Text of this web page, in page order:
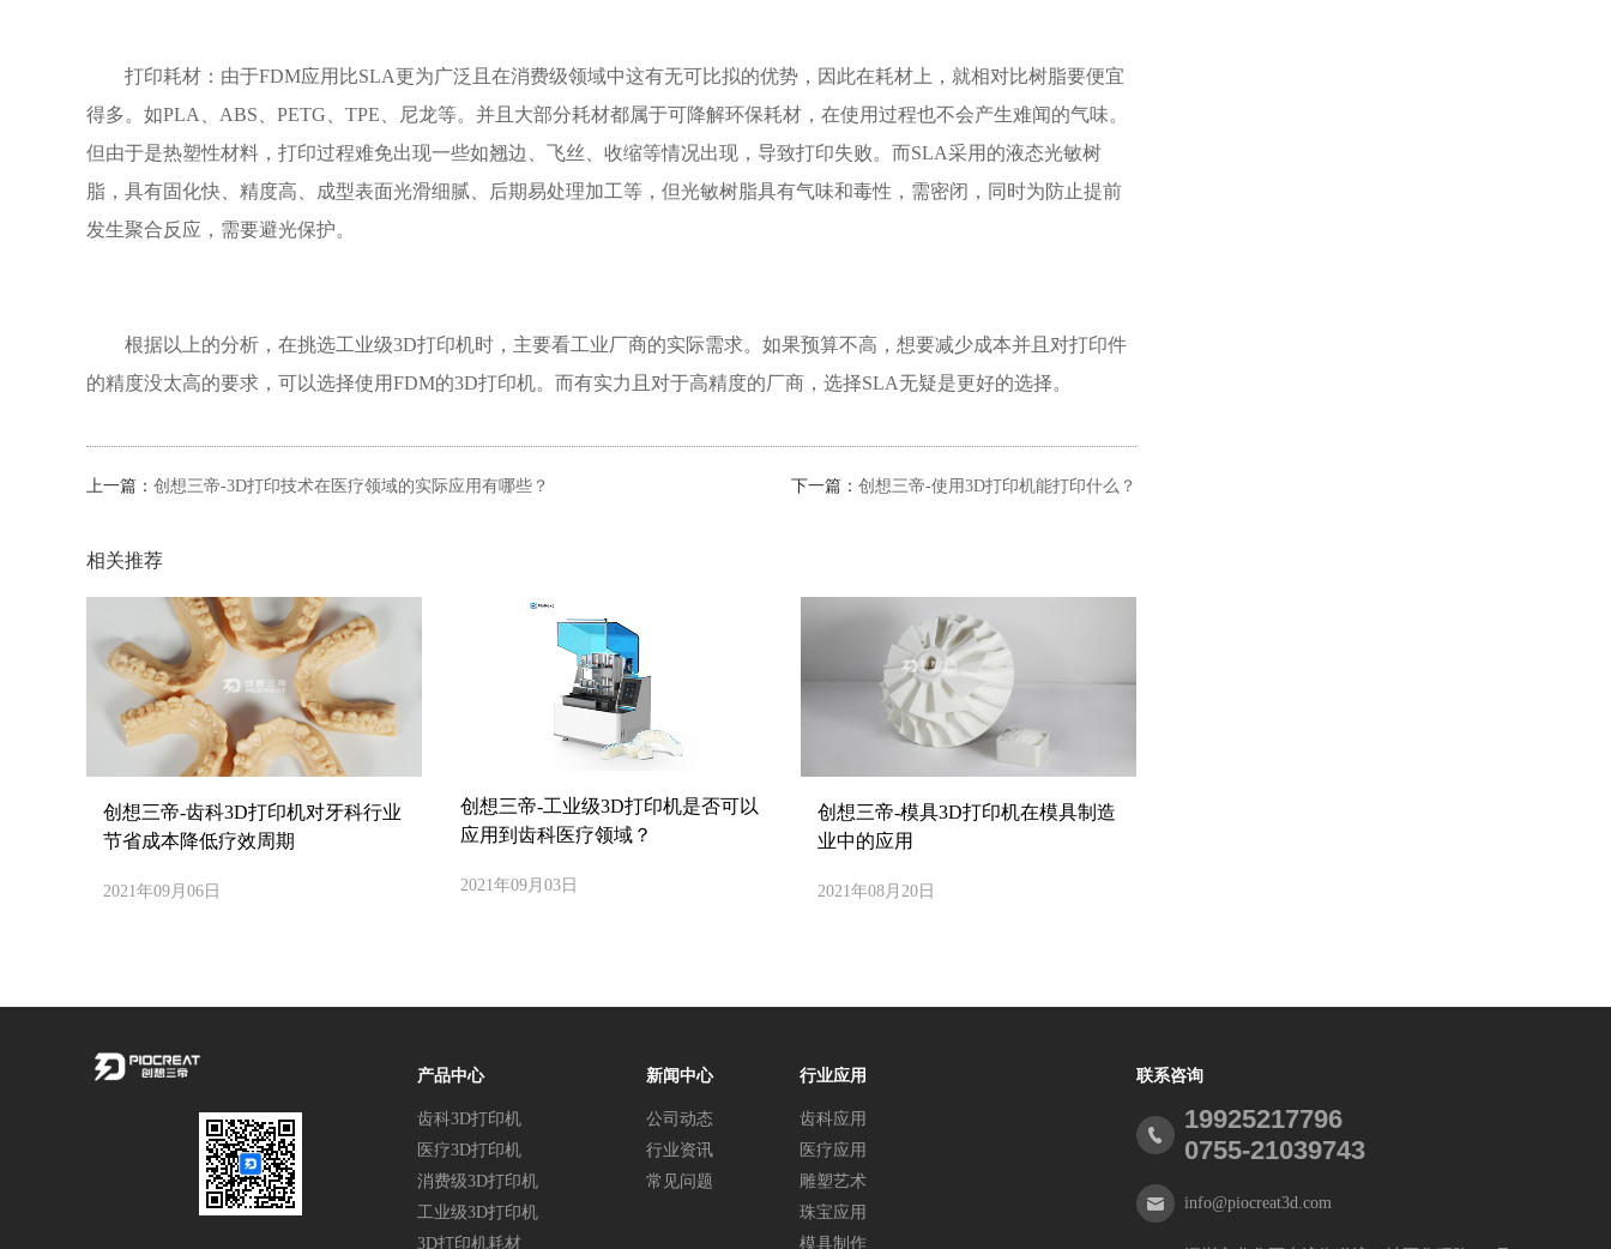
打印耗材：由于FDM应用比SLA更为广泛且在消费级领域中这有无可比拟的优势，因此在耗材上，就相对比树脂要便宜
得多。如PLA、ABS、PETG、TPE、尼龙等。并且大部分耗材都属于可降解环保耗材，在使用过程也不会产生难闻的气味。
但由于是热塑性材料，打印过程难免出现一些如翘边、飞丝、收缩等情况出现，导致打印失败。而SLA采用的液态光敏树
脂，具有固化快、精度高、成型表面光滑细腻、后期易处理加工等，但光敏树脂具有气味和毒性，需密闭，同时为防止提前
发生聚合反应，需要避光保护。
根据以上的分析，在挑选工业级3D打印机时，主要看工业厂商的实际需求。如果预算不高，想要减少成本并且对打印件
的精度没太高的要求，可以选择使用FDM的3D打印机。而有实力且对于高精度的厂商，选择SLA无疑是更好的选择。
上一篇： 创想三帝-3D打印技术在医疗领域的实际应用有哪些？ 下一篇： 创想三帝-使用3D打印机能打印什么？
相关推荐
创想三帝-齿科3D打印机对牙科行业
节省成本降低疗效周期
2021年09月06日
创想三帝-工业级3D打印机是否可以
应用到齿科医疗领域？
2021年09月03日
创想三帝-模具3D打印机在模具制造
业中的应用
2021年08月20日
产品中心
齿科3D打印机
医疗3D打印机
消费级3D打印机
工业级3D打印机
3D打印机耗材
新闻中心
公司动态
行业资讯
常见问题
行业应用
齿科应用
医疗应用
雕塑艺术
珠宝应用
模具制作
联系咨询
19925217796
0755-21039743
info@piocreat3d.com